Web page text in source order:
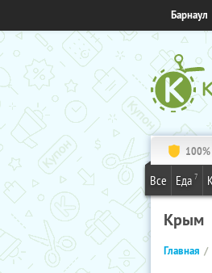
Барнаул
Все Еда 7
Крым
Главная